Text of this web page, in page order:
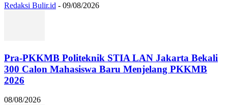
Redaksi Bulir.id - 09/08/2026
Pra-PKKMB Politeknik STIA LAN Jakarta Bekali
300 Calon Mahasiswa Baru Menjelang PKKMB
2026
08/08/2026